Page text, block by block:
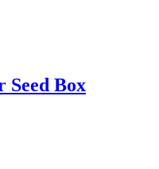
Seed Box